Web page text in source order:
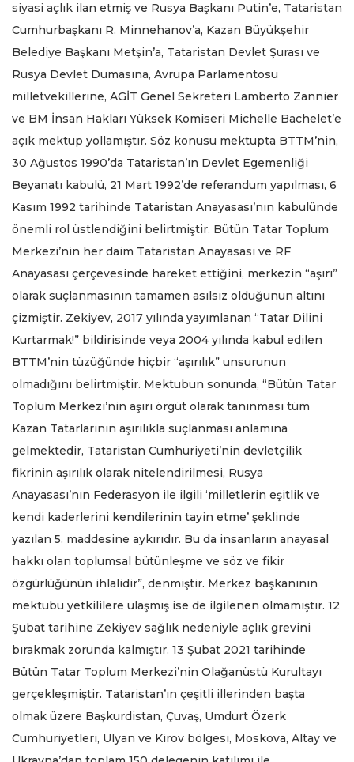
siyasi açlık ilan etmiş ve Rusya Başkanı Putin’e, Tataristan
Cumhurbaşkanı R. Minnehanov’a, Kazan Büyükşehir
Belediye Başkanı Metşin’a, Tataristan Devlet Şurası ve
Rusya Devlet Dumasına, Avrupa Parlamentosu
milletvekillerine, AGİT Genel Sekreteri Lamberto Zannier
ve BM İnsan Hakları Yüksek Komiseri Michelle Bachelet’e
açık mektup yollamıştır. Söz konusu mektupta BTTM’nin,
30 Ağustos 1990’da Tataristan’ın Devlet Egemenliği
Beyanatı kabulü, 21 Mart 1992’de referandum yapılması, 6
Kasım 1992 tarihinde Tataristan Anayasası’nın kabulünde
önemli rol üstlendiğini belirtmiştir. Bütün Tatar Toplum
Merkezi’nin her daim Tataristan Anayasası ve RF
Anayasası çerçevesinde hareket ettiğini, merkezin “aşırı”
olarak suçlanmasının tamamen asılsız olduğunun altını
çizmiştir. Zekiyev, 2017 yılında yayımlanan “Tatar Dilini
Kurtarmak!” bildirisinde veya 2004 yılında kabul edilen
BTTM’nin tüzüğünde hiçbir “aşırılık” unsurunun
olmadığını belirtmiştir. Mektubun sonunda, “Bütün Tatar
Toplum Merkezi’nin aşırı örgüt olarak tanınması tüm
Kazan Tatarlarının aşırılıkla suçlanması anlamına
gelmektedir, Tataristan Cumhuriyeti’nin devletçilik
fikrinin aşırılık olarak nitelendirilmesi, Rusya
Anayasası’nın Federasyon ile ilgili ‘milletlerin eşitlik ve
kendi kaderlerini kendilerinin tayin etme’ şeklinde
yazılan 5. maddesine aykırıdır. Bu da insanların anayasal
hakkı olan toplumsal bütünleşme ve söz ve fikir
özgürlüğünün ihlalidir”, denmiştir. Merkez başkanının
mektubu yetkililere ulaşmış ise de ilgilenen olmamıştır. 12
Şubat tarihine Zekiyev sağlık nedeniyle açlık grevini
bırakmak zorunda kalmıştır. 13 Şubat 2021 tarihinde
Bütün Tatar Toplum Merkezi’nin Olağanüstü Kurultayı
gerçekleşmiştir. Tataristan’ın çeşitli illerinden başta
olmak üzere Başkurdistan, Çuvaş, Umdurt Özerk
Cumhuriyetleri, Ulyan ve Kirov bölgesi, Moskova, Altay ve